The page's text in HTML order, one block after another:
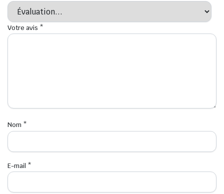
Votre avis *
Nom *
E-mail *